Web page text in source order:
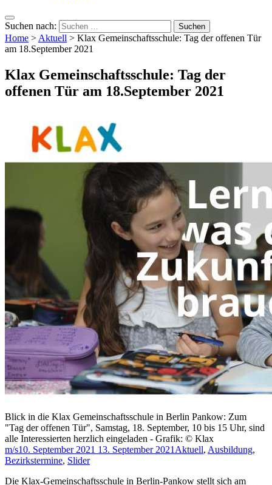
Suchen nach:
Home >Aktuell > Klax Gemeinschaftsschule: Tag der offenen Tür
am 18.September 2021
Klax Gemeinschaftsschule: Tag der
offenen Tür am 18.September 2021
Blick in die Klax Gemeinschaftsschule in Berlin Pankow: Zum
"Tag der offenen Tür", Samstag, 18. September, 10 bis 15 Uhr, sind
alle Interessierten herzlich eingeladen - Grafik: © Klax
m/s10. September 2021 13. September 2021 Aktuell, Ausbildung,
Bezirkstermine, Slider
Die Klax-Gemeinschaftsschule in Berlin-Pankow stellt sich am